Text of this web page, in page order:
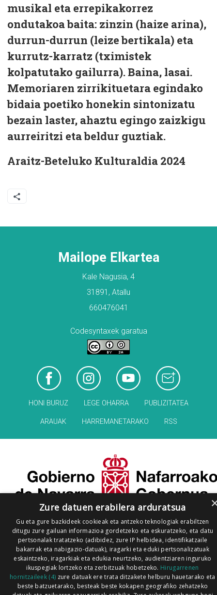
musikal eta errepikakorrez
ondutakoa baita: zinzin (haize arina),
durrun-durrun (leize bertikala) eta
kurrutz-karratz (tximistek
kolpatutako gailurra). Baina, lasai.
Memoriaren zirrikituetara egindako
bidaia poetiko honekin sintonizatu
bezain laster, ahaztu egingo zaizkigu
aurreiritzi eta beldur guztiak.
Araitz-Beteluko Kulturaldia 2024
Mailope Elkartea
Kale Nagusia, 4
31891, Atallu
660476041
Codesyntaxek garatua
HONI BURUZ LEGE OHARRA PUBLIZITATEA
ARAUAK HARREMANETARAKO RSS
Zure datuen erabilera arduratsua
Gu eta gure bazkideek cookieak eta antzeko teknologiak erabiltzen
ditugu zure gailuan informazioa gordetzeko eta eskuratzeko, eta datu
pertsonalak tratatzeko (adibidez, zure IP helbidea, identifikatzaile
bakarrak eta nabigazio-datuak), iragarki eta eduki pertsonalizatuak
eskaintzeko, iragarkiak eta edukia neurtzeko, audientziaren inguruko
ikuspegiak lortzeko eta zerbitzuak hobetzeko. Hirugarrenen
hornitzaileek (4) zure datuak ere trata ditzakete helburu hauetarako eta
beste batzuetarako, besteak beste kokapen geografiko zehatzeko